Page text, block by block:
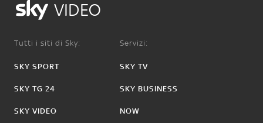
VIDEO
Tutti i siti di Sky:
SKY SPORT
SKY TG 24
SKY VIDEO
Servizi:
SKY TV
SKY BUSINESS
NOW